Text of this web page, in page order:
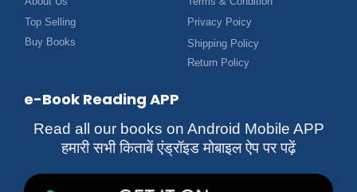
Top Selling
Buy Books
Privacy Poicy
Shipping Policy
Return Policy
e-Book Reading APP
Read all our books on Android Mobile APP
हमारी सभी किताबें एंड्रॉइड मोबाइल ऐप पर पढ़ें